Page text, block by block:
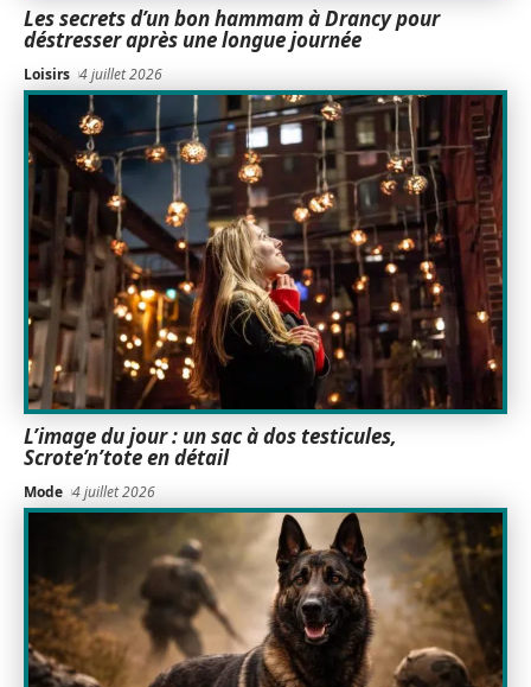
Les secrets d’un bon hammam à Drancy pour
déstresser après une longue journée
Loisirs 4 juillet 2026
L’image du jour : un sac à dos testicules,
Scrote’n’tote en détail
Mode 4 juillet 2026